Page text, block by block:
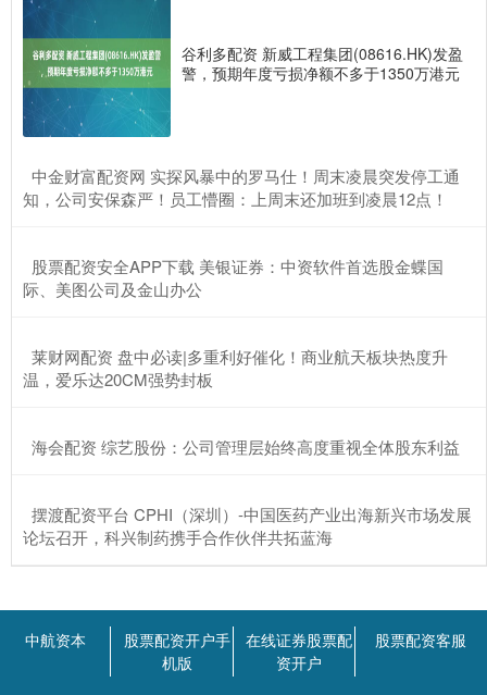
谷利多配资 新威工程集团(08616.HK)发盈
警，预期年度亏损净额不多于1350万港元
​中金财富配资网 实探风暴中的罗马仕！周末凌晨突发停工通
知，公司安保森严！员工懵圈：上周末还加班到凌晨12点！
​股票配资安全APP下载 美银证券：中资软件首选股金蝶国
际、美图公司及金山办公
​莱财网配资 盘中必读|多重利好催化！商业航天板块热度升
温，爱乐达20CM强势封板
​海会配资 综艺股份：公司管理层始终高度重视全体股东利益
​摆渡配资平台 CPHI（深圳）-中国医药产业出海新兴市场发展
论坛召开，科兴制药携手合作伙伴共拓蓝海
中航资本
股票配资开户手
机版
在线证券股票配
资开户
股票配资客服